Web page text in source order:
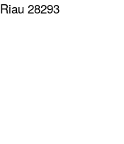
Riau 28293